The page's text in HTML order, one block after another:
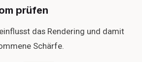
prüfen
das Rendering und damit
Schärfe.